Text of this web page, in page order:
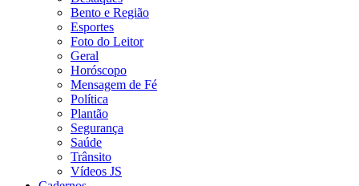
Bento e Região
Esportes
Foto do Leitor
Geral
Horóscopo
Mensagem de Fé
Política
Plantão
Segurança
Saúde
Trânsito
Vídeos JS